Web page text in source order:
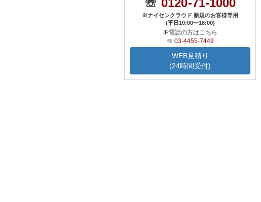
☏ 0120-71-1000
※ナイセンクラウド 新規のお客様専用
(平日10:00〜18:00)
IP電話の方はこちら
☏ 03-4455-7449
WEB見積り
(24時間受付)